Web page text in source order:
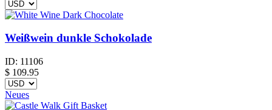
Weißwein dunkle Schokolade
ID: 11106
$ 109.95
Neues